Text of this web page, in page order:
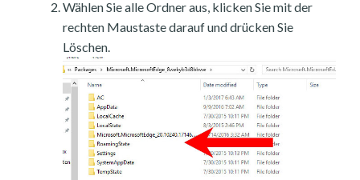
Wählen Sie alle Ordner aus, klicken Sie mit der
rechten Maustaste darauf und drücken Sie
Löschen.